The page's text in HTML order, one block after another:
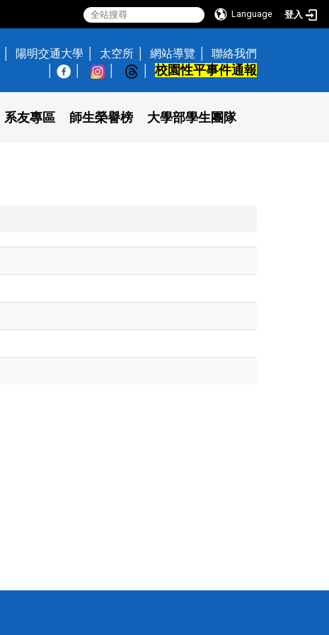
Language 登入
陽明交通大學 太空所 網站導覽
聯絡我們
校園性平事件通報
系友專區 師生榮譽榜 大學部學生團隊